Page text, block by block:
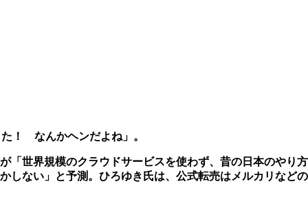
！ なんかヘンだよね」。
「世界規模のクラウドサービスを使わず、昔の日本のやり方
しない」と予測。ひろゆき氏は、公式転売はメルカリなどの